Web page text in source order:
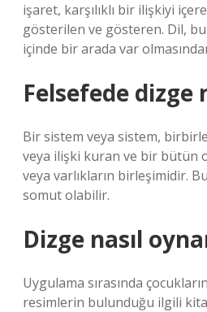
işaret, karşılıklı bir ilişkiyi
gösterilen ve gösteren. Dil,
içinde bir arada var
Felsefede dizge
Bir sistem veya sistem,
veya ilişki kuran ve bir bütün
veya varlıkların birleşimidir.
somut olabilir.
Dizge nasıl
Uygulama sırasında
resimlerin bulunduğu ilgili